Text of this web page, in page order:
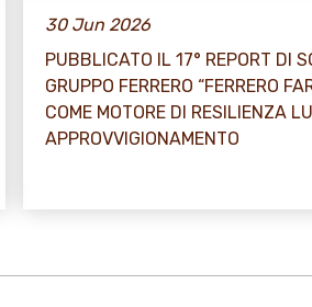
30 Jun 2026
PUBBLICATO IL 17° REPORT DI
GRUPPO FERRERO “FERRERO
COME MOTORE DI RESILIENZA
APPROVVIGIONAMENTO